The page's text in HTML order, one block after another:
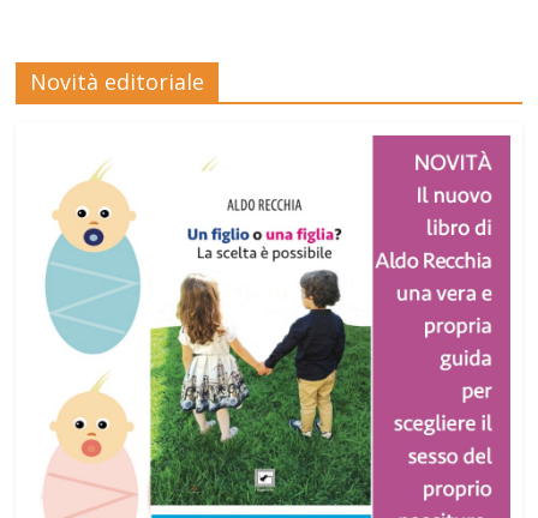
Novità editoriale